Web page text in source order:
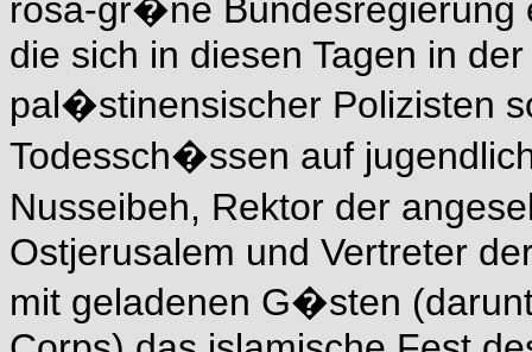
rosa-gr�ne Bundesregierung
die sich in diesen Tagen in
pal�stinensischer Polizisten
Todessch�ssen auf
Nusseibeh, Rektor der
Ostjerusalem und Vertreter
mit geladenen G�sten